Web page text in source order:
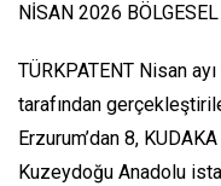
NİSAN 2026
TÜRKPATENT Nisan
tarafından
Erzurum’dan 8,
Kuzeydoğu Anadolu